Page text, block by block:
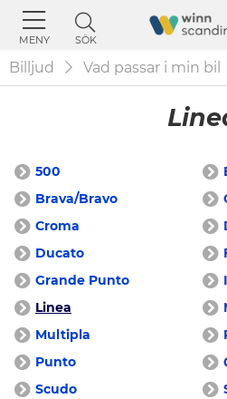
MENY SÖK
Billjud Vad passar i min bil
500
Brava/Bravo
Croma
Ducato
Grande Punto
Linea
Multipla
Punto
Scudo